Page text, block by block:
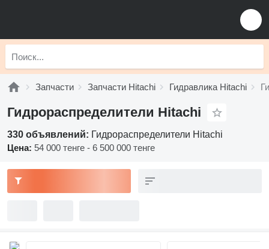
Запчасти Запчасти Hitachi Гидравлика Hitachi
Гидрораспределители Hitachi
330 объявлений: Гидрораспределители Hitachi
Цена: 54 000 тенге - 6 500 000 тенге